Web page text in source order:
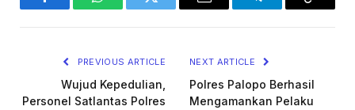
FacebookWhatsAppTwitter Email TelegramCopy
PREVIOUS ARTICLE
Wujud Kepedulian,
Personel Satlantas Polres
NEXT ARTICLE
Polres Palopo Berhasil
Mengamankan Pelaku